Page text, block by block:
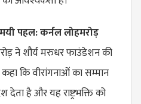
पहल: कर्नल लोहमरोड़
ने शौर्य मरुधर फाउंडेशन की
कि वीरांगनाओं का सम्मान
है और यह राष्ट्रभक्ति को